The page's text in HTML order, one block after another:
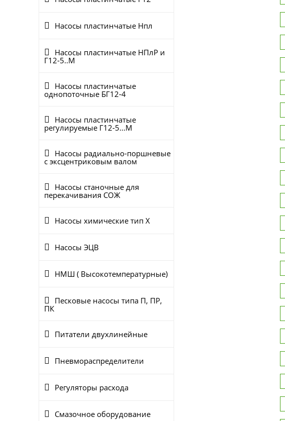
Насосы пластинчатые Нпл
Насосы пластинчатые НПлР и
Г12-5..М
Насосы пластинчатые
однопоточные БГ12-4
Насосы пластинчатые
регулируемые Г12-5...М
Насосы радиально-поршневые
с эксцентриковым валом
Насосы станочные для
перекачивания СОЖ
Насосы химические тип Х
Насосы ЭЦВ
НМШ ( Высокотемпературные)
Песковые насосы типа П, ПР,
ПК
Питатели двухлинейные
Пневмораспределители
Регуляторы расхода
Смазочное оборудование